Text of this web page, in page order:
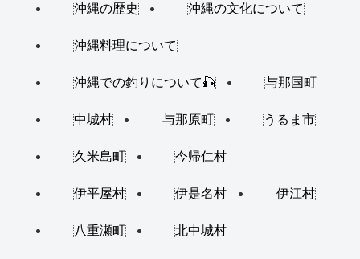
沖縄の歴史 沖縄の文化について
沖縄料理について
沖縄での釣りについて🎣 与那国町
中城村 与那原町 うるま市
久米島町 今帰仁村
伊平屋村 伊是名村 伊江村
八重瀬町 北中城村